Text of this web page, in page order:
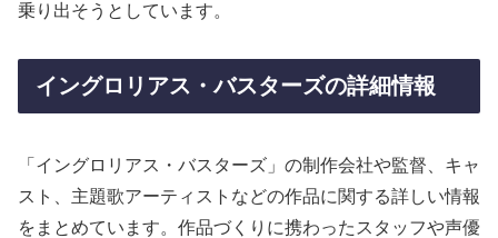
乗り出そうとしています。
イングロリアス・バスターズの詳細情報
「イングロリアス・バスターズ」の制作会社や監督、キャ
スト、主題歌アーティストなどの作品に関する詳しい情報
をまとめています。作品づくりに携わったスタッフや声優